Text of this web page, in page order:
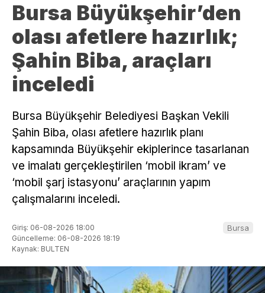
Bursa Büyükşehir’den
olası afetlere hazırlık;
Şahin Biba, araçları
inceledi
Bursa Büyükşehir Belediyesi Başkan Vekili
Şahin Biba, olası afetlere hazırlık planı
kapsamında Büyükşehir ekiplerince tasarlanan
ve imalatı gerçekleştirilen ‘mobil ikram’ ve
‘mobil şarj istasyonu’ araçlarının yapım
çalışmalarını inceledi.
Giriş: 06-08-2026 18:00
Güncelleme: 06-08-2026 18:19
Kaynak: BULTEN
Bursa